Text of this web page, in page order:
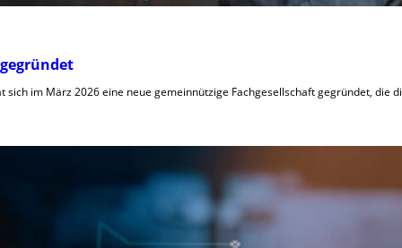
sich im März 2026 eine neue gemeinnützige Fachgesellschaft gegründet, die